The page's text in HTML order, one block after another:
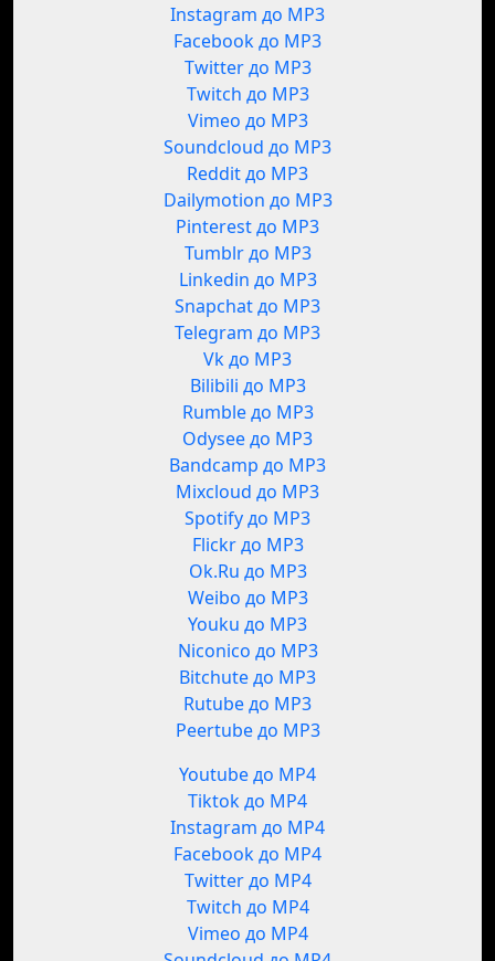
Instagram до MP3
Facebook до MP3
Twitter до MP3
Twitch до MP3
Vimeo до MP3
Soundcloud до MP3
Reddit до MP3
Dailymotion до MP3
Pinterest до MP3
Tumblr до MP3
Linkedin до MP3
Snapchat до MP3
Telegram до MP3
Vk до MP3
Bilibili до MP3
Rumble до MP3
Odysee до MP3
Bandcamp до MP3
Mixcloud до MP3
Spotify до MP3
Flickr до MP3
Ok.Ru до MP3
Weibo до MP3
Youku до MP3
Niconico до MP3
Bitchute до MP3
Rutube до MP3
Peertube до MP3
Youtube до MP4
Tiktok до MP4
Instagram до MP4
Facebook до MP4
Twitter до MP4
Twitch до MP4
Vimeo до MP4